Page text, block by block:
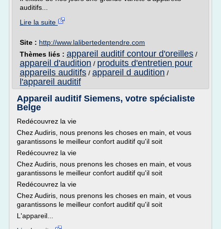
auditifs...
Lire la suite
Site : http://www.lalibertedentendre.com
Thèmes liés : appareil auditif contour d'oreilles /
appareil d'audition / produits d'entretien pour
appareils auditifs / appareil d audition /
l'appareil auditif
Appareil auditif Siemens, votre spécialiste
Belge
Redécouvrez la vie
Chez Audiris, nous prenons les choses en main, et vous
garantissons le meilleur confort auditif qu'il soit
Redécouvrez la vie
Chez Audiris, nous prenons les choses en main, et vous
garantissons le meilleur confort auditif qu'il soit
Redécouvrez la vie
Chez Audiris, nous prenons les choses en main, et vous
garantissons le meilleur confort auditif qu'il soit
L'appareil...